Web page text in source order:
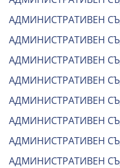
АДМИНИСТРАТИВЕН
АДМИНИСТРАТИВЕН
АДМИНИСТРАТИВЕН
АДМИНИСТРАТИВЕН
АДМИНИСТРАТИВЕН
АДМИНИСТРАТИВЕН
АДМИНИСТРАТИВЕН
АДМИНИСТРАТИВЕН